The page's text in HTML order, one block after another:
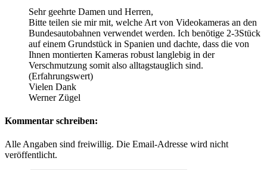
Sehr geehrte Damen und Herren,
Bitte teilen sie mir mit, welche Art von Videokameras an den
Bundesautobahnen verwendet werden. Ich benötige 2-3Stück
auf einem Grundstück in Spanien und dachte, dass die von
Ihnen montierten Kameras robust langlebig in der
Verschmutzung somit also alltagstauglich sind.
(Erfahrungswert)
Vielen Dank
Werner Zügel
Kommentar schreiben:
Alle Angaben sind freiwillig. Die Email-Adresse wird nicht
veröffentlicht.